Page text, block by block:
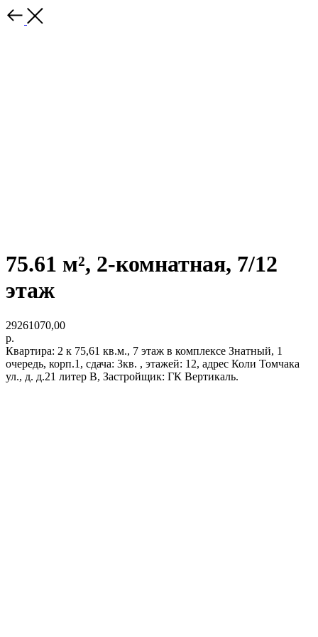
75.61 м², 2-комнатная, 7/12
этаж
29261070,00
р.
Квартира: 2 к 75,61 кв.м., 7 этаж в комплексе Знатный, 1
очередь, корп.1, сдача: 3кв. , этажей: 12, адрес Коли Томчака
ул., д. д.21 литер В, Застройщик: ГК Вертикаль.